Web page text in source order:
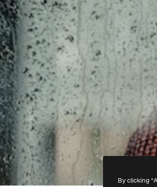
By clicking